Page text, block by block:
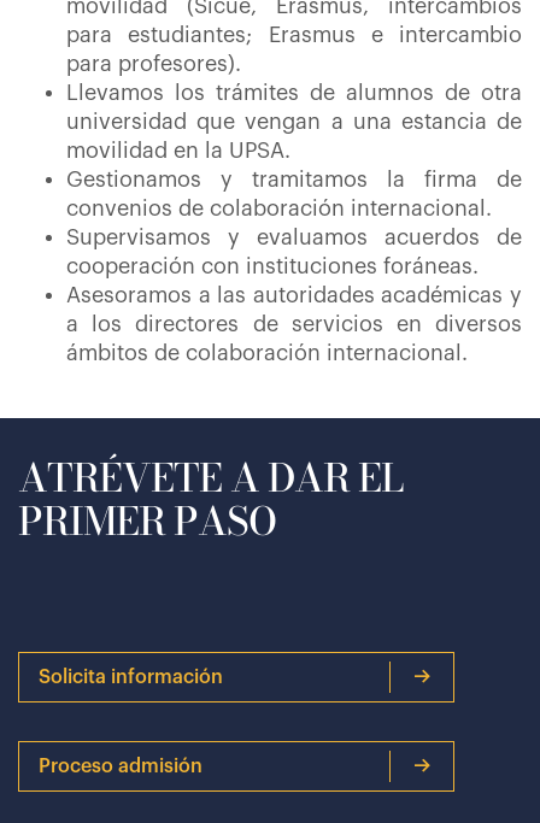
movilidad (Sicue, Erasmus, intercambios
para estudiantes; Erasmus e intercambio
para profesores).
Llevamos los trámites de alumnos de otra
universidad que vengan a una estancia de
movilidad en la UPSA.
Gestionamos y tramitamos la firma de
convenios de colaboración internacional.
Supervisamos y evaluamos acuerdos de
cooperación con instituciones foráneas.
Asesoramos a las autoridades académicas y
a los directores de servicios en diversos
ámbitos de colaboración internacional.
ATRÉVETE A DAR EL
PRIMER PASO
Solicita información
Proceso admisión